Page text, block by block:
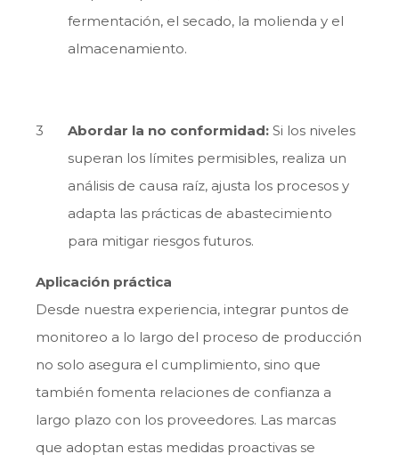
fermentación, el secado, la molienda y el
almacenamiento.
Abordar la no conformidad: Si los niveles
superan los límites permisibles, realiza un
análisis de causa raíz, ajusta los procesos y
adapta las prácticas de abastecimiento
para mitigar riesgos futuros.
Aplicación práctica
Desde nuestra experiencia, integrar puntos de
monitoreo a lo largo del proceso de producción
no solo asegura el cumplimiento, sino que
también fomenta relaciones de confianza a
largo plazo con los proveedores. Las marcas
que adoptan estas medidas proactivas se